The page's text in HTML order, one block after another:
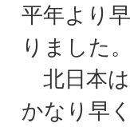
平年より
りました。
北日本
かなり早